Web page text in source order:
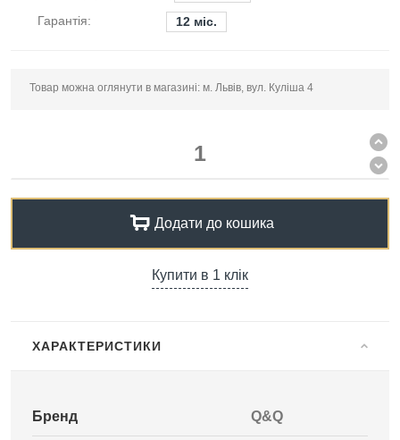
Гарантія:
12 міс.
Товар можна оглянути в магазині: м. Львів, вул. Куліша 4
Додати до кошика
Купити в 1 клік
ХАРАКТЕРИСТИКИ
Бренд Q&Q